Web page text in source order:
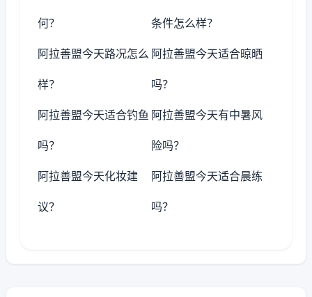
何？ 条件怎么样？
阿拉善盟今天路况怎么
样？
阿拉善盟今天适合晾晒
吗？
阿拉善盟今天适合钓鱼
吗？
阿拉善盟今天有中暑风
险吗？
阿拉善盟今天化妆建
议？
阿拉善盟今天适合晨练
吗？